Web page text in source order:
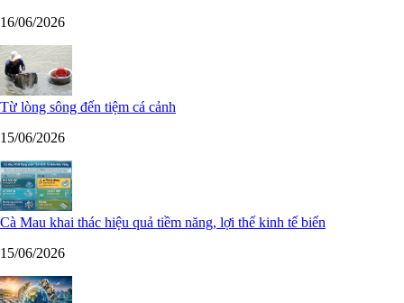
16/06/2026
Từ lòng sông đến tiệm cá cảnh
15/06/2026
Cà Mau khai thác hiệu quả tiềm năng, lợi thế kinh tế biển
15/06/2026